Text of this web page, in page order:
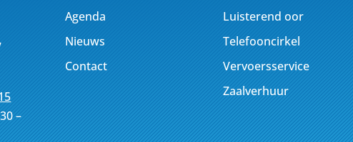
–
Agenda
Nieuws
Contact
Luisterend oor
Telefooncirkel
Vervoersservice
Zaalverhuur